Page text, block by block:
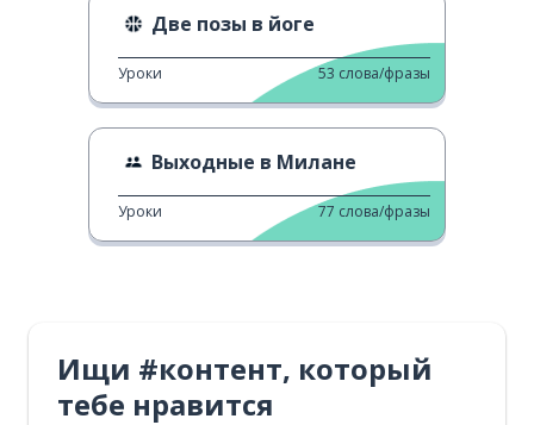
Две позы в йоге
Уроки 53 слова/фразы
Выходные в Милане
Уроки 77 слова/фразы
Ищи #контент, который
тебе нравится